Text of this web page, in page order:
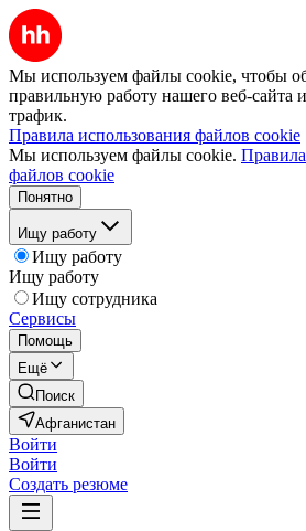
Мы используем файлы cookie, чтобы
правильную работу нашего веб-сайта
трафик.
Правила использования файлов cookie
Мы используем файлы cookie.
файлов cookie
Понятно
Ищу работу
Ищу работу
Ищу работу
Ищу сотрудника
Сервисы
Помощь
Ещё
Поиск
Афганистан
Войти
Войти
Создать резюме